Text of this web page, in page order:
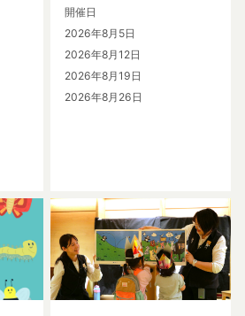
開催日
2026年8月5日
2026年8月12日
2026年8月19日
2026年8月26日